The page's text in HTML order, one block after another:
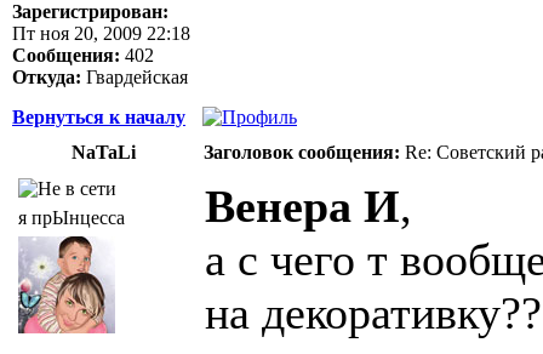
Зарегистрирован:
Пт ноя 20, 2009 22:18
Сообщения: 402
Откуда: Гвардейская
Вернуться к началу
NaTaLi
Заголовок сообщения: Re: Советский
я прЫнцесса Венера И,
а с чего т
на